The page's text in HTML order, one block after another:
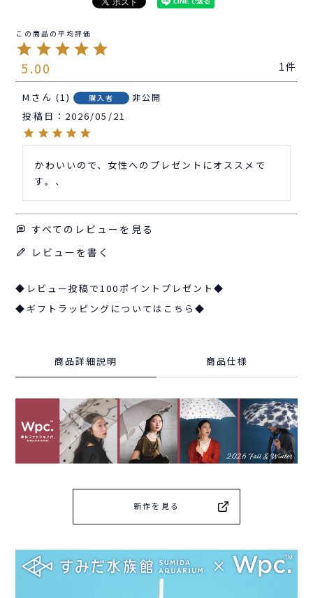
5.00 1
M 1 購入者 非公開
投稿日 2026/05/21
かわいいので、女性へのプレゼントにオススメで
す。、
すべてのレビューを見る
レビューを書く
◆レビュー投稿で100ポイントプレゼント◆
◆ギフトラッピングについてはこちら◆
商品詳細説明 商品仕様
新作を見る